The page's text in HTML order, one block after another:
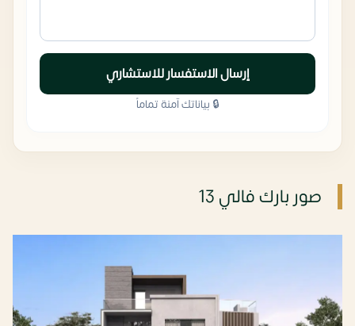
إرسال الاستفسار للاستشاري
🔒 بياناتك آمنة تماماً
صور بارك فالي 13